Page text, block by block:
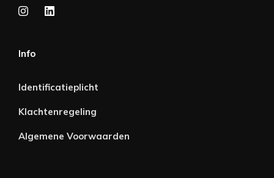
Info
Identificatieplicht
Klachtenregeling
Algemene Voorwaarden